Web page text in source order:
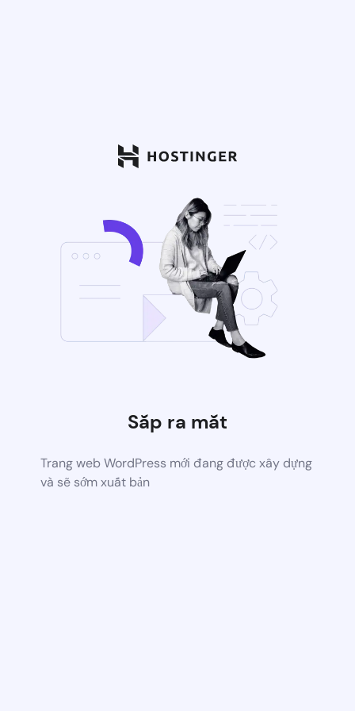
Sắp ra mắt
Trang web WordPress mới đang được xây dựng
và sẽ sớm xuất bản